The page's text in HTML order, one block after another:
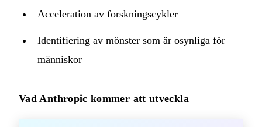
Acceleration av forskningscykler
Identifiering av mönster som är osynliga för
människor
Vad Anthropic kommer att utveckla